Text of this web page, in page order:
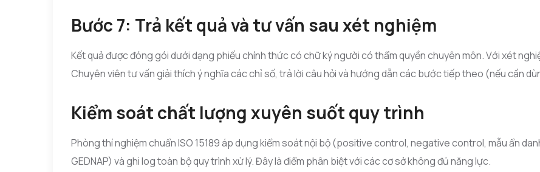
Bước 7: Trả kết quả và tư vấn sau xét nghiệm
Kết quả được đóng gói dưới dạng phiếu chính thức có chữ ký người có thẩm quyền chuyên môn. Với xét
Chuyên viên tư vấn giải thích ý nghĩa các chỉ số, trả lời câu hỏi và hướng dẫn các bước tiếp theo (nếu cần
Kiểm soát chất lượng xuyên suốt quy trình
Phòng thí nghiệm chuẩn ISO 15189 áp dụng kiểm soát nội bộ (positive control, negative control, mẫu ẩn
GEDNAP) và ghi log toàn bộ quy trình xử lý. Đây là điểm phân biệt với các cơ sở không đủ năng lực.